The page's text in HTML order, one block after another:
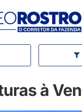
inicial
à